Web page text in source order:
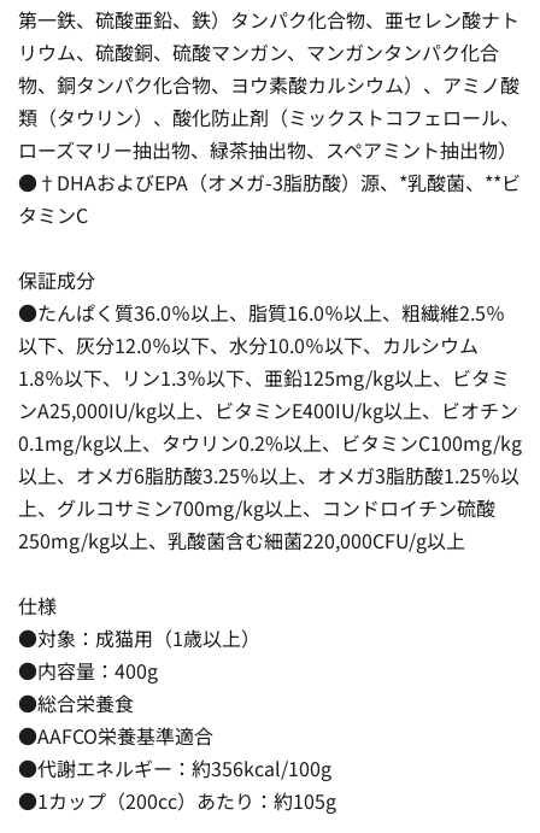
第一鉄、硫酸亜鉛、鉄）タンパク化合物、亜セレン酸ナト
リウム、硫酸銅、硫酸マンガン、マンガンタンパク化合
物、銅タンパク化合物、ヨウ素酸カルシウム）、アミノ酸
類（タウリン）、酸化防止剤（ミックストコフェロール、
ローズマリー抽出物、緑茶抽出物、スペアミント抽出物）
●†DHAおよびEPA（オメガ-3脂肪酸）源、*乳酸菌、**ビ
タミンC
保証成分
●たんぱく質36.0％以上、脂質16.0％以上、粗繊維2.5％
以下、灰分12.0％以下、水分10.0％以下、カルシウム
1.8％以下、リン1.3％以下、亜鉛125mg/kg以上、ビタミ
ンA25,000IU/kg以上、ビタミンE400IU/kg以上、ビオチン
0.1mg/kg以上、タウリン0.2%以上、ビタミンC100mg/kg
以上、オメガ6脂肪酸3.25％以上、オメガ3脂肪酸1.25％以
上、グルコサミン700mg/kg以上、コンドロイチン硫酸
250mg/kg以上、乳酸菌含む細菌220,000CFU/g以上
仕様
●対象：成猫用（1歳以上）
●内容量：400g
●総合栄養食
●AAFCO栄養基準適合
●代謝エネルギー：約356kcal/100g
●1カップ（200cc）あたり：約105g